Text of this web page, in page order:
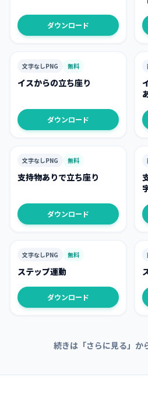
ダウンロード
文字なしPNG 無料
イスからの立ち座り
ダウンロード
文字なしPNG 無料
支持物ありで立ち座り
ダウンロード
文字なしPNG 無料
ステップ運動
ダウンロード
続きは「さらに見る」か